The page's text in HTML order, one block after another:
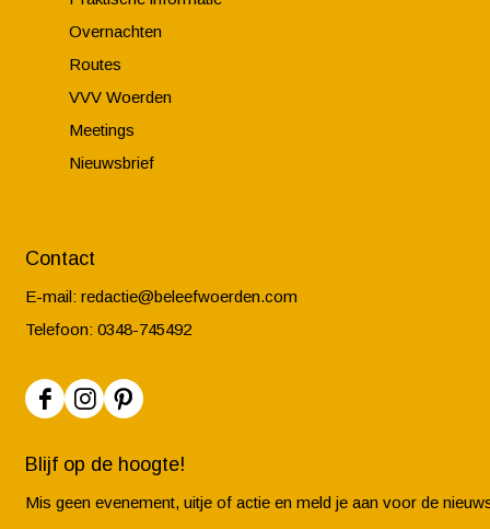
Overnachten
Routes
VVV Woerden
Meetings
Nieuwsbrief
Contact
E-mail: redactie@beleefwoerden.com
Telefoon: 0348-745492
F
c
e
I
t
P
t
Blijf op de hoogte!
Mis geen evenement, uitje of actie en meld je aan voor de